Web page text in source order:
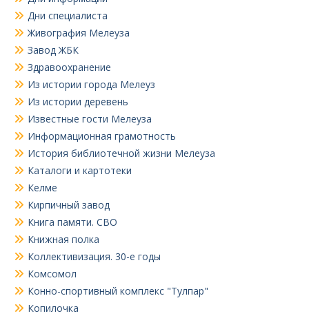
Дни специалиста
Живография Мелеуза
Завод ЖБК
Здравоохранение
Из истории города Мелеуз
Из истории деревень
Известные гости Мелеуза
Информационная грамотность
История библиотечной жизни Мелеуза
Каталоги и картотеки
Келме
Кирпичный завод
Книга памяти. СВО
Книжная полка
Коллективизация. 30-е годы
Комсомол
Конно-спортивный комплекс "Тулпар"
Копилочка